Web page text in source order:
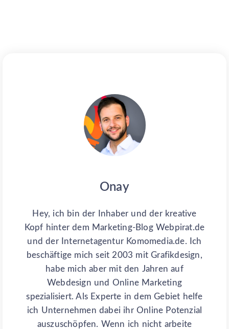
Onay
Hey, ich bin der Inhaber und der kreative
Kopf hinter dem Marketing-Blog Webpirat.de
und der Internetagentur Komomedia.de. Ich
beschäftige mich seit 2003 mit Grafikdesign,
habe mich aber mit den Jahren auf
Webdesign und Online Marketing
spezialisiert. Als Experte in dem Gebiet helfe
ich Unternehmen dabei ihr Online Potenzial
auszuschöpfen. Wenn ich nicht arbeite